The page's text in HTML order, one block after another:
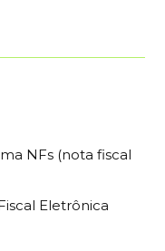
NFs (nota fiscal
Eletrônica